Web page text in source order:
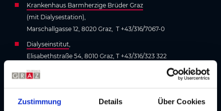
Zustimmung Details Über Cookies
Krankenhaus Barmherzige Brüder Graz
(mit Dialysestation),
Marschallgasse 12, 8020 Graz, T +43/316/7067-0
Dialyseinstitut
Elisabethstraße 54, 8010 Graz, T +43/316/323 322
Dialysezentrum Graz-West